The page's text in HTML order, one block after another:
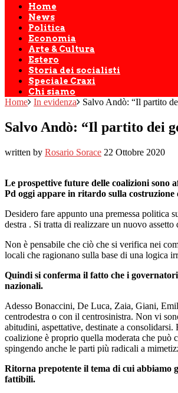
Home
News
Politica
Economia
Arte & Cultura
Estero
Storia dei socialisti
Speciale Craxi
Chi siamo
Home In evidenza Salvo Andò: “Il partito
Salvo Andò: “Il partito dei
written by Rosario Sorace 22 Ottobre 2020
Le prospettive future delle coalizioni sono
Pd oggi appare in ritardo sulla
Desidero fare appunto una premessa politica
destra . Si tratta di realizzare un nuovo
Non è pensabile che ciò che si verifica nei
locali che ragionano sulla base di una logica
Quindi si conferma il fatto che i
nazionali.
Adesso Bonaccini, De Luca, Zaia, Giani,
centrodestra o con il centrosinistra. Non vi
abitudini, aspettative, destinate a
coalizione è proprio quella moderata che può
spingendo anche le parti più radicali a
Ritorna prepotente il tema di cui abbiamo
fattibili.